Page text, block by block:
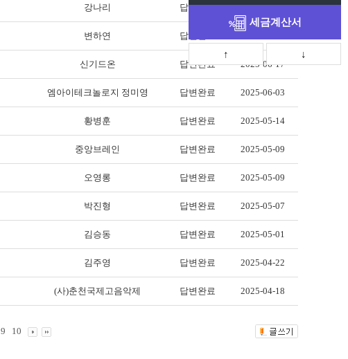
강나리 답변완료 2025-06-20
변하연 답변완료
신기드온 답변완료 2025-06-17
엠아이테크놀로지 정미영 답변완료 2025-06-03
황병훈 답변완료 2025-05-14
중앙브레인 답변완료 2025-05-09
오영롱 답변완료 2025-05-09
박진형 답변완료 2025-05-07
김승동 답변완료 2025-05-01
김주영 답변완료 2025-04-22
(사)춘천국제고음악제 답변완료 2025-04-18
9 10
세금계산서
↑ ↓